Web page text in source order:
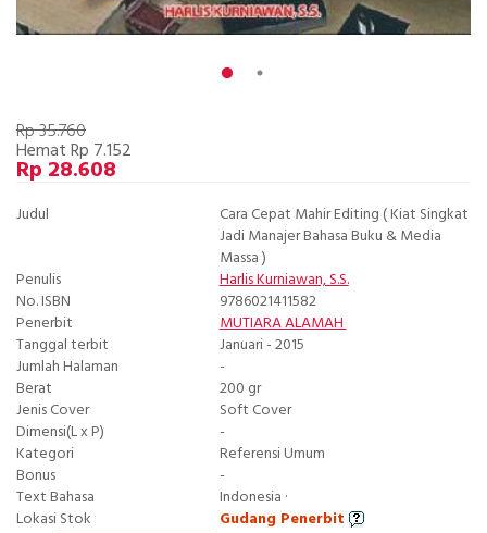
Rp 35.760
Hemat Rp 7.152
Rp 28.608
Judul
Cara Cepat Mahir Editing ( Kiat Singkat
Jadi Manajer Bahasa Buku & Media
Massa )
Penulis
Harlis Kurniawan, S.S.
No. ISBN
9786021411582
Penerbit
MUTIARA ALAMAH
Tanggal terbit
Januari - 2015
Jumlah Halaman
-
Berat
200 gr
Jenis Cover
Soft Cover
Dimensi(L x P)
-
Kategori
Referensi Umum
Bonus
-
Text Bahasa
Indonesia ·
Lokasi Stok
Gudang Penerbit